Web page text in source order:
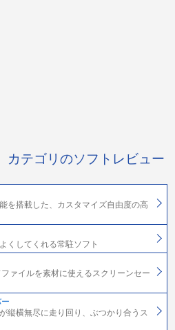
カテゴリのソフトレビュー
を搭載した、カスタマイズ自由度の高
くしてくれる常駐ソフト
ァイルを素材に使えるスクリーンセー
縦横無尽に走り回り、ぶつかり合うス